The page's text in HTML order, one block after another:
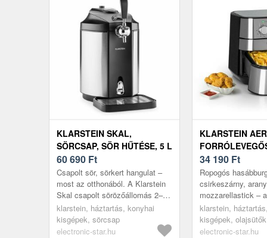
KLARSTEIN SKAL,
SÖRCSAP, SÖR HŰTÉSE, 5 L
HORDÓ, CO2,
ROZSDAMENTES ACÉL
60 690 Ft
Csapolt sör, sörkert hangulat –
most az otthonából. A Klarstein
Skal csapolt sörözőállomás 2–12
°C közé hűti az 5 literes hordót,
CO2-nyomásrendsze...
klarstein, háztartás, konyhai
kisgépek, sörcsap
electronic-star.hu
KLARSTEIN
1700 W, 5 L,
EZÜST
34 190 Ft
Ropogós
csirkeszárny,
mozzarellastick –
kevesebb zsírral,
hagyományos
Klarstein ...
klarstein,
kisgépek, olajsütők
electronic-star.hu